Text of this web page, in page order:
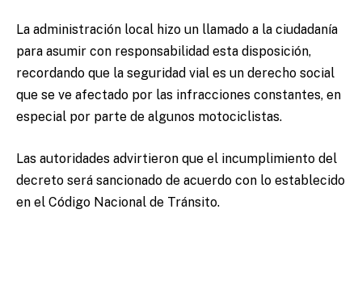
La administración local hizo un llamado a la ciudadanía
para asumir con responsabilidad esta disposición,
recordando que la seguridad vial es un derecho social
que se ve afectado por las infracciones constantes, en
especial por parte de algunos motociclistas.
Las autoridades advirtieron que el incumplimiento del
decreto será sancionado de acuerdo con lo establecido
en el Código Nacional de Tránsito.